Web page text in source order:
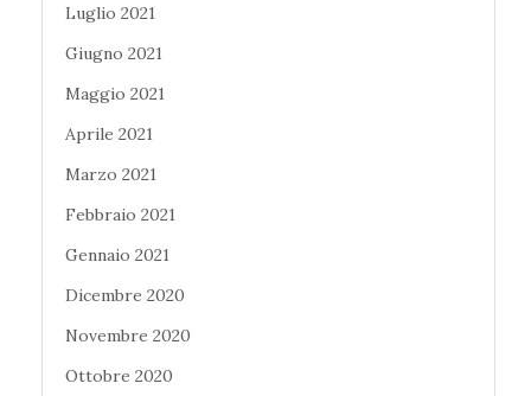
Luglio 2021
Giugno 2021
Maggio 2021
Aprile 2021
Marzo 2021
Febbraio 2021
Gennaio 2021
Dicembre 2020
Novembre 2020
Ottobre 2020